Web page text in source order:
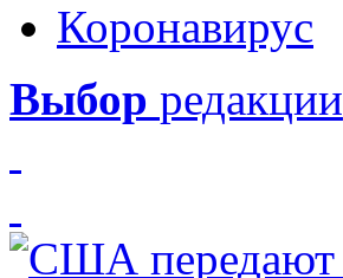
Коронавирус
Выбор редакции